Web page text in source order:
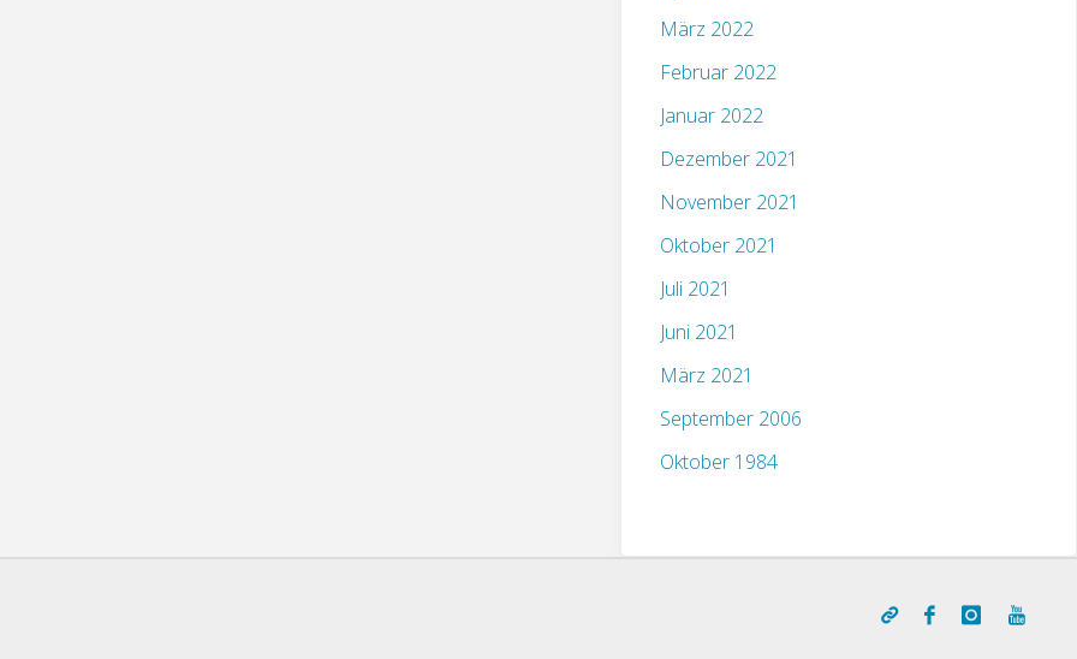
März 2022
Februar 2022
Januar 2022
Dezember 2021
November 2021
Oktober 2021
Juli 2021
Juni 2021
März 2021
September 2006
Oktober 1984